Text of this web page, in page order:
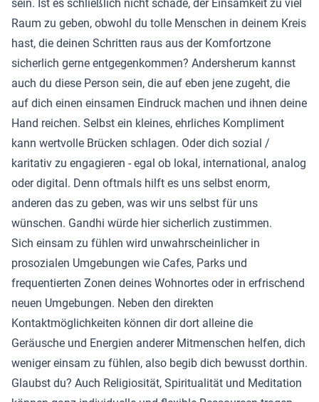
sein. Ist es schließlich nicht schade, der Einsamkeit zu viel
Raum zu geben, obwohl du tolle Menschen in deinem Kreis
hast, die deinen Schritten raus aus der Komfortzone
sicherlich gerne entgegenkommen? Andersherum kannst
auch du diese Person sein, die auf eben jene zugeht, die
auf dich einen einsamen Eindruck machen und ihnen deine
Hand reichen. Selbst ein kleines, ehrliches Kompliment
kann wertvolle Brücken schlagen. Oder dich sozial /
karitativ zu engagieren - egal ob lokal, international, analog
oder digital. Denn oftmals hilft es uns selbst enorm,
anderen das zu geben, was wir uns selbst für uns
wünschen. Gandhi würde hier sicherlich zustimmen.
Sich einsam zu fühlen wird unwahrscheinlicher in
prosozialen Umgebungen wie Cafes, Parks und
frequentierten Zonen deines Wohnortes oder in erfrischend
neuen Umgebungen. Neben den direkten
Kontaktmöglichkeiten können dir dort alleine die
Geräusche und Energien anderer Mitmenschen helfen, dich
weniger einsam zu fühlen, also begib dich bewusst dorthin.
Glaubst du? Auch Religiosität, Spiritualität und Meditation